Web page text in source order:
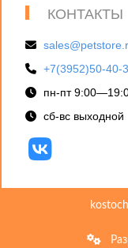
КОНТАКТЫ
+7(3952)50-40-
пн-пт
сб-вс выходной